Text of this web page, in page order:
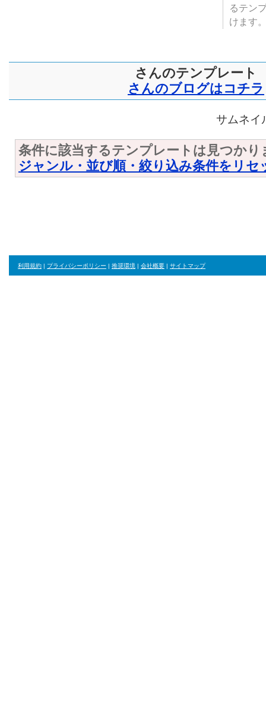
るテン
けます
さんのテンプレート
さんのブログはコチラ
サムネイ
条件に該当するテンプレートは見つかり
ジャンル・並び順・絞り込み条件をリセ
利用規約 | プライバシーポリシー | 推奨環境 | 会社概要 | サイトマップ